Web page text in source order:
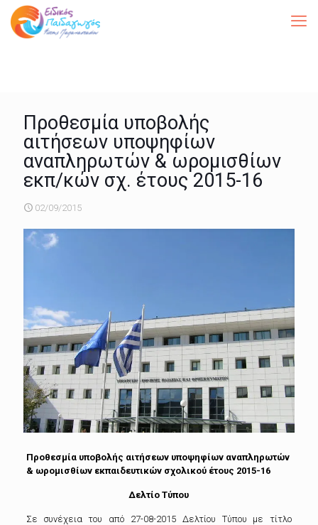
Προθεσμία υποβολής
αιτήσεων υποψηφίων
αναπληρωτών & ωρομισθίων
εκπ/κών σχ. έτους 2015-16
02/09/2015
Προθεσμία υποβολής αιτήσεων υποψηφίων αναπληρωτών
& ωρομισθίων εκπαιδευτικών σχολικού έτους 2015-16
Δελτίο Τύπου
Σε συνέχεια του από 27-08-2015 Δελτίου Τύπου με τίτλο